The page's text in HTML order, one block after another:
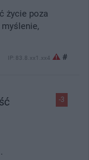
życie poza
IP: 83.8.xx1.xx4 #
-3